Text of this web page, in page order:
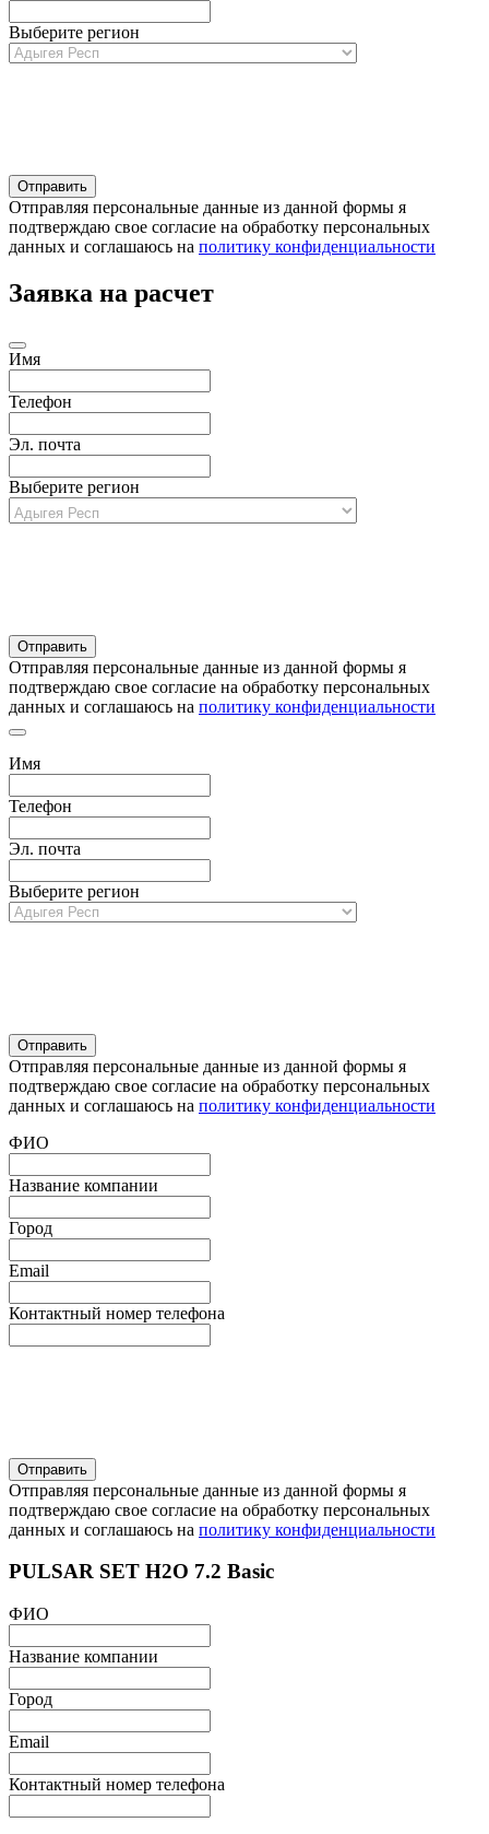
Выберите регион
Отправляя персональные данные из данной формы я
подтверждаю свое согласие на обработку персональных
данных и соглашаюсь на политику конфиденциальности
Заявка на расчет
Имя
Телефон
Эл. почта
Выберите регион
Отправляя персональные данные из данной формы я
подтверждаю свое согласие на обработку персональных
данных и соглашаюсь на политику конфиденциальности
Имя
Телефон
Эл. почта
Выберите регион
Отправляя персональные данные из данной формы я
подтверждаю свое согласие на обработку персональных
данных и соглашаюсь на политику конфиденциальности
ФИО
Название компании
Город
Email
Контактный номер телефона
Отправляя персональные данные из данной формы я
подтверждаю свое согласие на обработку персональных
данных и соглашаюсь на политику конфиденциальности
PULSAR SET H2O 7.2 Basic
ФИО
Название компании
Город
Email
Контактный номер телефона